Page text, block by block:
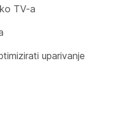
TV-a
uparivanje